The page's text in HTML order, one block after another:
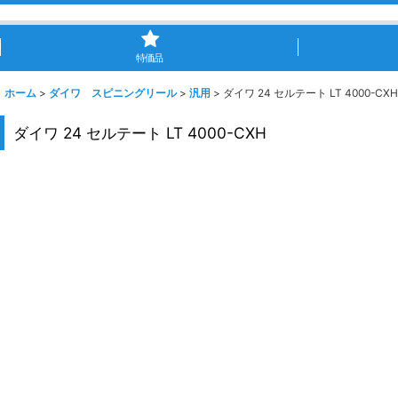
特価品
ホーム > ダイワ スピニングリール > 汎用 > ダイワ 24 セルテート LT 4000-CXH
ダイワ 24 セルテート LT 4000-CXH